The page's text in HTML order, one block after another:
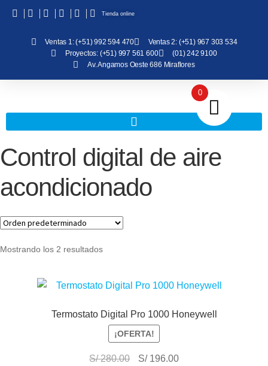
Ventas 1: (+51) 992 594 470
Ventas 2: (+51) 967 303 534
Proyectos: (+51) 997 561 600
(01) 242 9100
Av. Angamos Oeste 686 Miraflores
Tienda online
Control digital de aire
acondicionado
Mostrando los 2 resultados
Termostato Digital Pro 1000 Honeywell
¡OFERTA!
S/280.00 S/196.00
0